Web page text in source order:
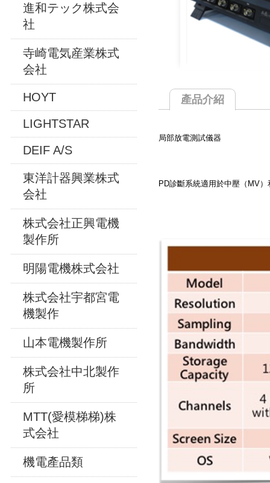
進和テック株式会
社
寺崎電気産業株式
会社
HOYT
LIGHTSTAR
DEIF A/S
東洋計器興業株式
会社
株式会社正興電機
製作所
明陽電機株式会社
株式会社宇都宮電
機製作
山本電機製作所
株式会社中北製作
所
MTT(愛模梯梯)株
式会社
機電產品類
產品介紹
局部放電測試儀器
PD診斷系統適用於中壓（MV